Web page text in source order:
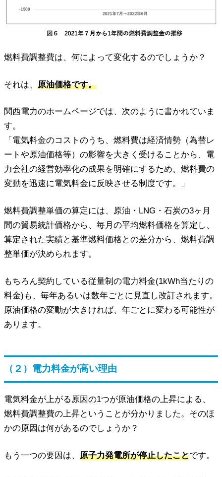
燃料費調整費は、何によって変化するのでしょうか？
それは、 原油価格です。
関西電力のホームページでは、次のように書かれていま
す。
「電気料金のコストのうち、燃料費は経済情勢（為替レ
ートや原油価格等）の影響を大きく受けることから、電
力会社の経営効率化の成果を明確にするため、燃料費の
変動を迅速に電気料金に反映させる制度です。」
燃料費調整単価の算定には、原油・LNG・石炭の3ヶ月
間の貿易統計価格から、毎月の平均燃料価格を算定し、
算定された実績と基準燃料価格との差分から、燃料費調
整単価が決められます。
もちろん契約している従量制の電力料金(1kWh当たりの
料金)も、毎年あるいは数年ごとに見直し改訂されます。
原油価格の変動が大きければ、年ごとに変わる可能性が
あります。
（２）電力料金が高い理由
電気料金が上がる原因の1つが原油価格の上昇による、
燃料費調整費の上昇ということが分かりました。そのほ
かの原因は何があるのでしょうか？
もう一つの要因は、 原子力発電所が停止したことです。